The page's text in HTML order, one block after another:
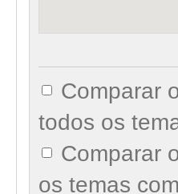
Comparar
todos os
Comparar
os temas